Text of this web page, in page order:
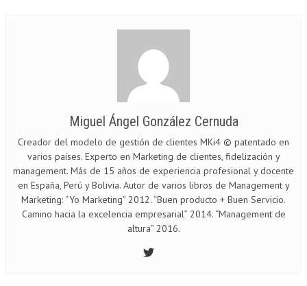
Miguel Ángel González Cernuda
Creador del modelo de gestión de clientes MKi4 © patentado en
varios países. Experto en Marketing de clientes, fidelización y
management. Más de 15 años de experiencia profesional y docente
en España, Perú y Bolivia. Autor de varios libros de Management y
Marketing: “Yo Marketing” 2012. “Buen producto + Buen Servicio.
Camino hacia la excelencia empresarial” 2014. “Management de
altura” 2016.